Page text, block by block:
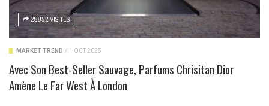
28852 VISITES
MARKET TREND / 1 OCT 2025
Avec Son Best-Seller Sauvage, Parfums Chrisitan Dior
Amène Le Far West À London